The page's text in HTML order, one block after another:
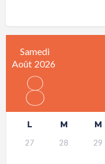
Samedi
Août 2026
8
L M M
27 28 29